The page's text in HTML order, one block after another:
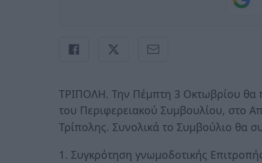
ΤΡΙΠΟΛΗ. Την Πέμπτη 3 Οκτωβρίου θα
του Περιφερειακού Συμβουλίου, στο
Τρίπολης. Συνολικά το Συμβούλιο θα
1. Συγκρότηση γνωμοδοτικής